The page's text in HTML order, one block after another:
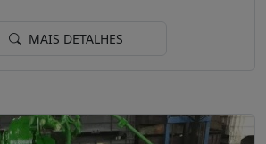
MAIS DETALHES